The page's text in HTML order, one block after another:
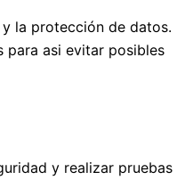
la protección de datos.
para asi evitar posibles
y realizar pruebas